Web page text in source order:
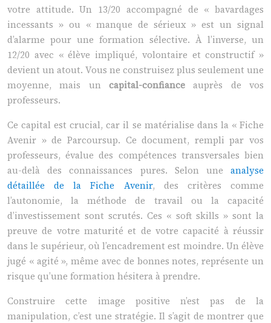
votre attitude. Un 13/20 accompagné de « bavardages
incessants » ou « manque de sérieux » est un signal
d’alarme pour une formation sélective. À l’inverse, un
12/20 avec « élève impliqué, volontaire et constructif »
devient un atout. Vous ne construisez plus seulement une
moyenne, mais un capital-confiance auprès de vos
professeurs.
Ce capital est crucial, car il se matérialise dans la « Fiche
Avenir » de Parcoursup. Ce document, rempli par vos
professeurs, évalue des compétences transversales bien
au-delà des connaissances pures. Selon une analyse
détaillée de la Fiche Avenir, des critères comme
l’autonomie, la méthode de travail ou la capacité
d’investissement sont scrutés. Ces « soft skills » sont la
preuve de votre maturité et de votre capacité à réussir
dans le supérieur, où l’encadrement est moindre. Un élève
jugé « agité », même avec de bonnes notes, représente un
risque qu’une formation hésitera à prendre.
Construire cette image positive n’est pas de la
manipulation, c’est une stratégie. Il s’agit de montrer que